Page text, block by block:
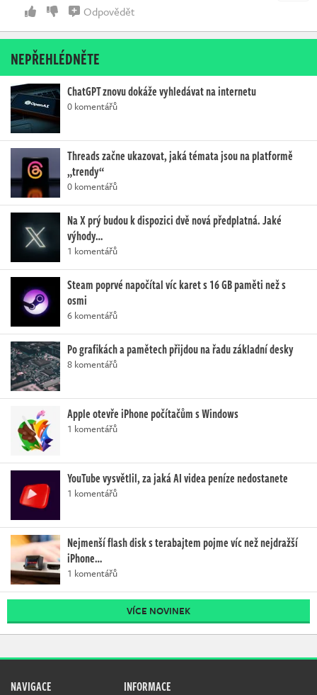
Odpovědět
NEPŘEHLÉDNĚTE
ChatGPT znovu dokáže vyhledávat na internetu
0 komentářů
Threads začne ukazovat, jaká témata jsou na platformě
„trendy“
0 komentářů
Na X prý budou k dispozici dvě nová předplatná. Jaké
výhody…
1 komentářů
Steam poprvé napočítal víc karet s 16 GB paměti než s
osmi
6 komentářů
Po grafikách a pamětech přijdou na řadu základní desky
8 komentářů
Apple otevře iPhone počítačům s Windows
1 komentářů
YouTube vysvětlil, za jaká AI videa peníze nedostanete
1 komentářů
Nejmenší flash disk s terabajtem pojme víc než nejdražší
iPhone…
1 komentářů
VÍCE NOVINEK
NAVIGACE INFORMACE